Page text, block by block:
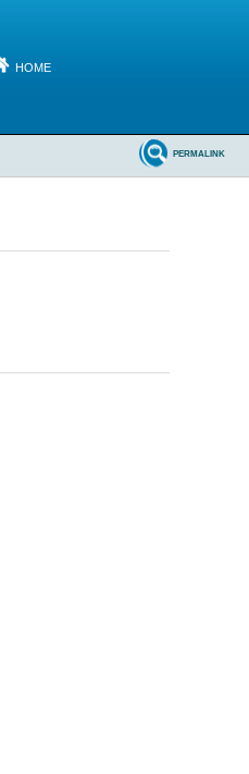
HOME
PERMALINK